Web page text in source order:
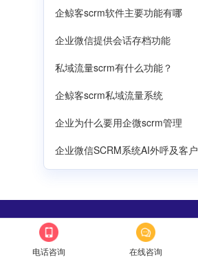
企鲸客scrm软件主要功能有哪
企业微信提供会话存档功能
私域流量scrm有什么功能？
企鲸客scrm私域流量系统
企业为什么要用企微scrm管理
企业微信SCRM系统AI外呼及客户
企鲸客SCRM
科技·让营销服务更简单
电话咨询 在线咨询